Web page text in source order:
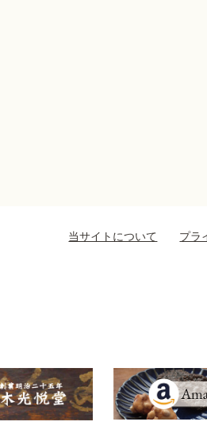
当サイトについて プラ